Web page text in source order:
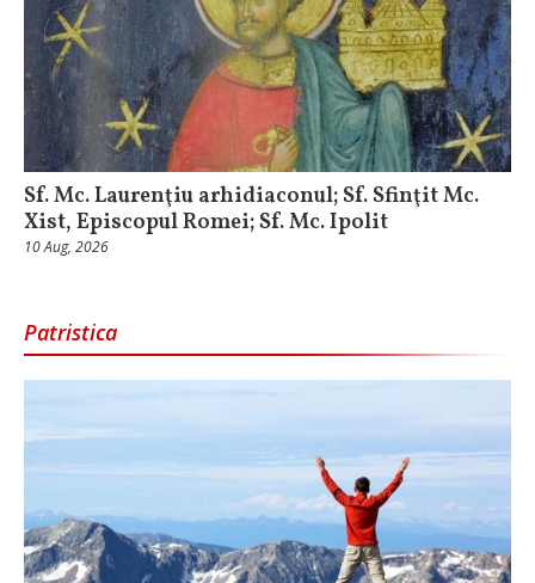
Sf. Mc. Laurenţiu arhidiaconul; Sf. Sfinţit Mc.
Xist, Episcopul Romei; Sf. Mc. Ipolit
10 Aug, 2026
Patristica